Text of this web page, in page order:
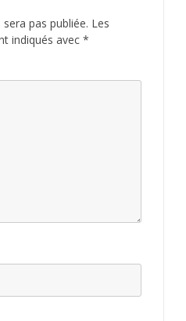
pas publiée. Les
indiqués avec *